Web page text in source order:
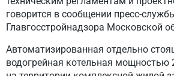
говорится в сообщении пресс-
Главгосстройнадзора Московской
Автоматизированная отдельно
водогрейная котельная мощностью